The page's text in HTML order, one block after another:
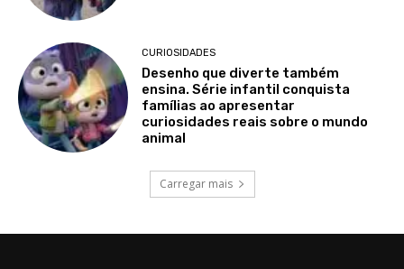
CURIOSIDADES
Desenho que diverte também
ensina. Série infantil conquista
famílias ao apresentar
curiosidades reais sobre o mundo
animal
Carregar mais